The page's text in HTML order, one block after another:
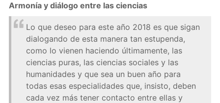
Armonía y diálogo entre las ciencias
Lo que deseo para este año 2018 es que sigan
dialogando de esta manera tan estupenda,
como lo vienen haciendo últimamente, las
ciencias puras, las ciencias sociales y las
humanidades y que sea un buen año para
todas esas especialidades que, insisto, deben
cada vez más tener contacto entre ellas y